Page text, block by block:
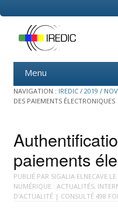
Menu
content
NAVIGATION : IREDIC / 2019 /
DES PAIEMENTS ÉLECTRONIQUES
paiements
PUBLIÉ PAR SIGALIA ELNECAVE LE
NUMÉRIQUE : ACTUALITÉS,
D'ACTUALITÉ | CONSULTÉ 498